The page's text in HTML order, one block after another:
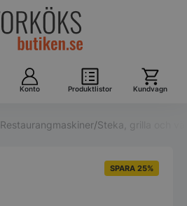
Konto Produktlistor Kundvagn
Restaurangmaskiner/Steka, grilla och
SPARA 25%